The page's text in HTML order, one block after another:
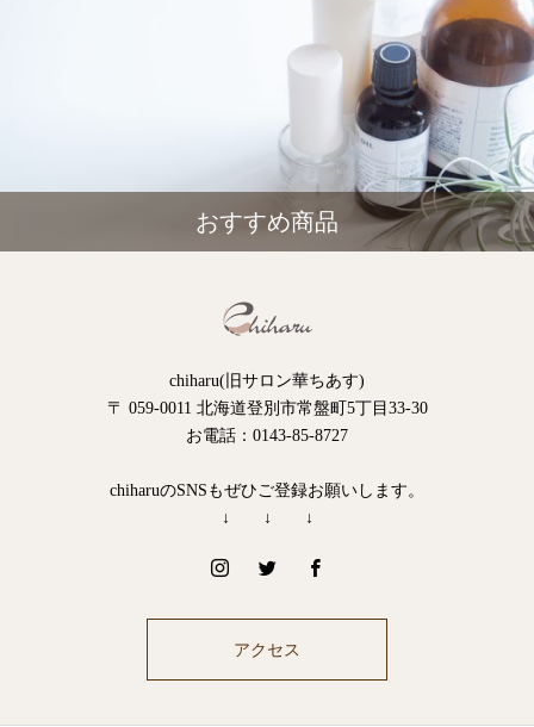
おすすめ商品
chiharu(旧サロン華ちあす)
〒 059-0011 北海道登別市常盤町5丁目33-30
お電話：0143-85-8727
chiharuのSNSもぜひご登録お願いします。
↓ ↓ ↓
アクセス